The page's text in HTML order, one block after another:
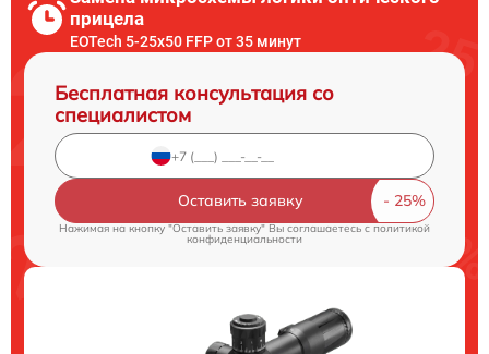
прицела
EOTech 5-25x50 FFP от 35 минут
Бесплатная консультация со
специалистом
Оставить заявку
Нажимая на кнопку "Оставить заявку" Вы соглашаетесь cполитикой
конфиденциальности